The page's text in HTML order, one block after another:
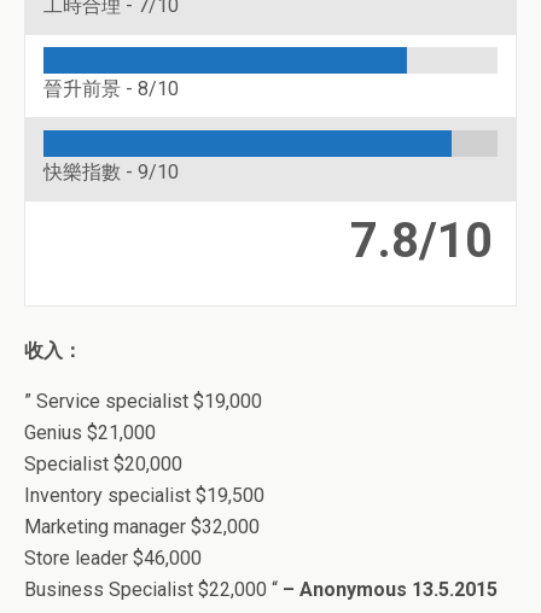
工時合理 - 7/10
晉升前景 - 8/10
快樂指數 - 9/10
7.8/10
收入：
” Service specialist $19,000
Genius $21,000
Specialist $20,000
Inventory specialist $19,500
Marketing manager $32,000
Store leader $46,000
Business Specialist $22,000 “ – Anonymous 13.5.2015